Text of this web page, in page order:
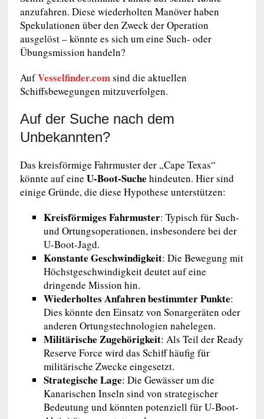
anzufahren. Diese wiederholten Manöver haben
Spekulationen über den Zweck der Operation
ausgelöst – könnte es sich um eine Such- oder
Übungsmission handeln?
AufVesselfinder.comsind die aktuellen
Schiffsbewegungen mitzuverfolgen.
Auf der Suche nach dem
Unbekannten?
Das kreisförmige Fahrmuster der „Cape Texas“
könnte auf eine U-Boot-Suche hindeuten. Hier sind
einige Gründe, die diese Hypothese unterstützen:
Kreisförmiges Fahrmuster: Typisch für Such-
und Ortungsoperationen, insbesondere bei der
U-Boot-Jagd.
Konstante Geschwindigkeit: Die Bewegung mit
Höchstgeschwindigkeit deutet auf eine
dringende Mission hin.
Wiederholtes Anfahren bestimmter Punkte:
Dies könnte den Einsatz von Sonargeräten oder
anderen Ortungstechnologien nahelegen.
Militärische Zugehörigkeit: Als Teil der Ready
Reserve Force wird das Schiff häufig für
militärische Zwecke eingesetzt.
Strategische Lage: Die Gewässer um die
Kanarischen Inseln sind von strategischer
Bedeutung und könnten potenziell für U-Boot-